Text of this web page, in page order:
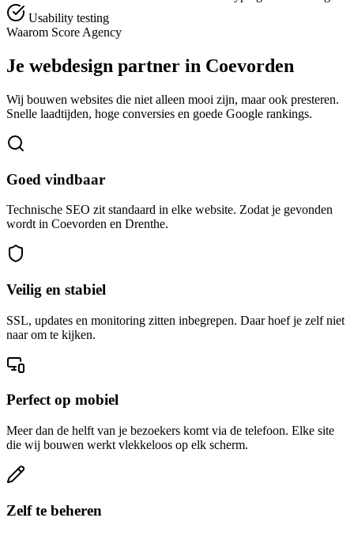
Usability testing
Waarom Score Agency
Je webdesign partner in Coevorden
Wij bouwen websites die niet alleen mooi zijn, maar ook presteren.
Snelle laadtijden, hoge conversies en goede Google rankings.
Goed vindbaar
Technische SEO zit standaard in elke website. Zodat je gevonden
wordt in Coevorden en Drenthe.
Veilig en stabiel
SSL, updates en monitoring zitten inbegrepen. Daar hoef je zelf niet
naar om te kijken.
Perfect op mobiel
Meer dan de helft van je bezoekers komt via de telefoon. Elke site
die wij bouwen werkt vlekkeloos op elk scherm.
Zelf te beheren